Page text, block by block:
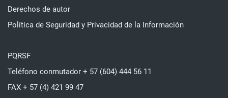
Derechos de autor
Política de Seguridad y Privacidad de la Información
PQRSF
Teléfono conmutador + 57 (604) 444 56 11
FAX + 57 (4) 421 99 47